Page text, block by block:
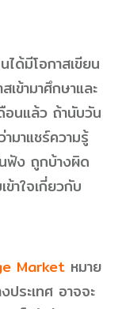
ด้มีโอกาสเขียน
เข้ามาศึกษาและ
อนแล้ว ถ้านับวัน
มาแชร์ความรู้
ฟัง ถูกบ้างผิด
าใจเกี่ยวกับ
Market หมาย
ระเทศ อาจจะ